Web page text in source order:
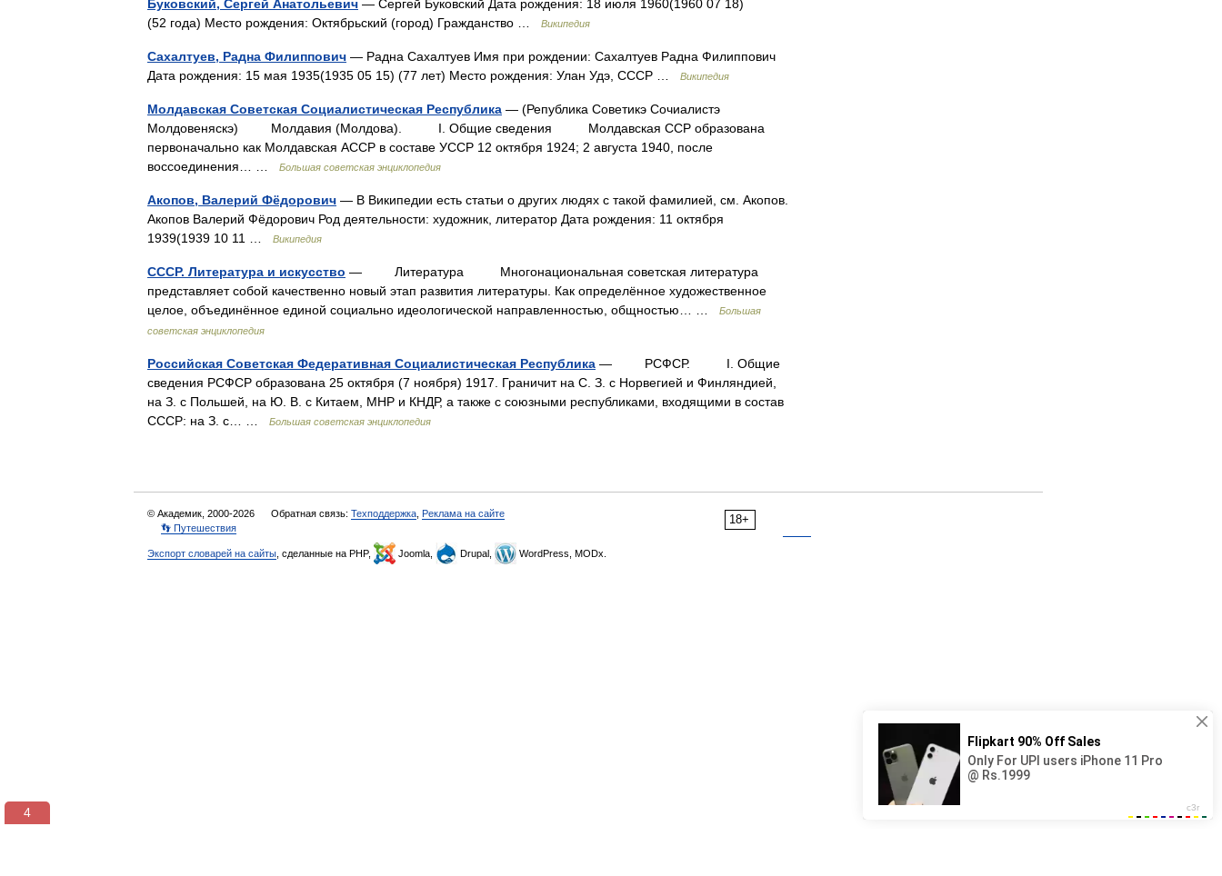
Буковский, Сергей Анатольевич — Сергей Буковский Дата рождения: 18 июля 1960(1960 07 18)
(52 года) Место рождения: Октябрьский (город) Гражданство …
Википедия
Сахалтуев, Радна Филиппович — Радна Сахалтуев Имя при рождении: Сахалтуев Радна Филиппович
Дата рождения: 15 мая 1935(1935 05 15) (77 лет) Место рождения: Улан Удэ, СССР …
Википедия
Молдавская Советская Социалистическая Республика — (Република Советикэ Сочиалистэ
Молдовеняскэ) Молдавия (Молдова). I. Общие сведения Молдавская ССР образована
первоначально как Молдавская АССР в составе УССР 12 октября 1924; 2 августа 1940, после
воссоединения… …
Большая советская энциклопедия
Акопов, Валерий Фёдорович — В Википедии есть статьи о других людях с такой фамилией, см. Акопов.
Акопов Валерий Фёдорович Род деятельности: художник, литератор Дата рождения: 11 октября
1939(1939 10 11 …
Википедия
СССР. Литература и искусство — Литература Многонациональная советская литература
представляет собой качественно новый этап развития литературы. Как определённое художественное
целое, объединённое единой социально идеологической направленностью, общностью… …
Большая
советская энциклопедия
Российская Советская Федеративная Социалистическая Республика — РСФСР. I. Общие
сведения РСФСР образована 25 октября (7 ноября) 1917. Граничит на С. З. с Норвегией и Финляндией,
на З. с Польшей, на Ю. В. с Китаем, МНР и КНДР, а также с союзными республиками, входящими в состав
СССР: на З. с… …
Большая советская энциклопедия
18+
© Академик, 2000-2026 Обратная связь: Техподдержка Реклама на сайте
👣 Путешествия
Экспорт словарей на сайты , сделанные на PHP, Joomla, Drupal, WordPress, MODx.
4